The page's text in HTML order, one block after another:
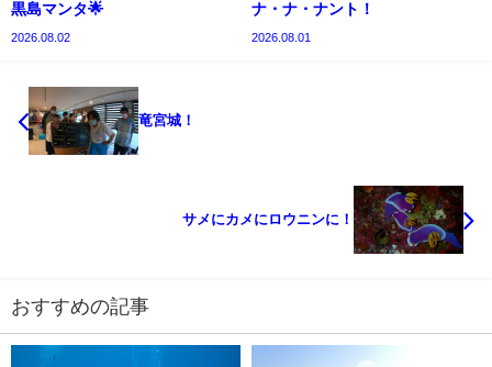
黒島マンタ🌟
2026.08.02
ナ・ナ・ナント！
2026.08.01
竜宮城！
サメにカメにロウニンに！
おすすめの記事